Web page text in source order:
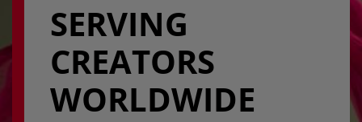
SERVING
CREATORS
WORLDWIDE